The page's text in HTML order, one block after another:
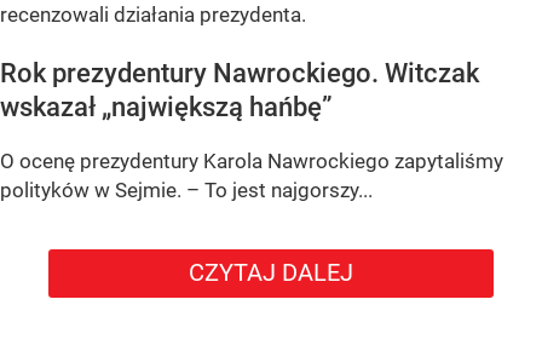
recenzowali działania prezydenta.
Rok prezydentury Nawrockiego. Witczak
wskazał „największą hańbę”
O ocenę prezydentury Karola Nawrockiego zapytaliśmy
polityków w Sejmie. – To jest najgorszy...
CZYTAJ DALEJ